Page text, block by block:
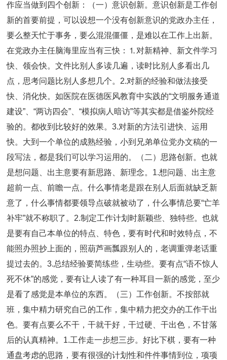
作应当做到四个创新：（一）意识创新。意识创新是工作创
新的首要前提，可以设想一个没有创新意识的党政办主任，
要么整天忙于事务，要么混混僵僵，是难以在工作上出新。
在党政办主任脑海里应当有三快：⒈对新精神、新文件学习
快、领会快。文件比别人多读几遍，读时比别人多看出几
点，思考问题比别人多想几个。2.对新的经验和做法接受
快、消化快。如医院在医德医风教育中实践的“文明服务通道
建设”、“两访四会”、“模拟病人暗访”等其实都是借鉴外院经
验的。都收到比较好的效果。3.对新的方法引进快、运用
快。大到一个单位的成熟经验，小到兄弟单位党办文稿的一
段写法，都是我们可以学习运用的。（二）思路创新。也就
是想问题、出主意要有新思路、新理念。1.想问题、出主意
超前一点、前瞻一点。什么事情老是跟在别人后面就缺乏新
意了，什么事情都要领导点破就被动了，什么事情总要“亡羊
补牢”就不称职了。2.制定工作计划时新颖些、独特些。也就
是要有自己本单位的特点、特色，要有时代和时效特点，不
能照办照抄上面的，照葫芦画瓢跟别人的，老调重弹老话重
提过去的。3.总结经验要简练些，生动些。要有点“语不惊人
死不休”的感觉，要有让人读了有一种耳目一新的感觉，至少
是看了感觉是本单位的东西。（三）工作创新。不按部就
班，集中精力研究自己的工作，集中精力把交办的工作干出
色。要有点要么不干，干就干好，干过硬、干出色，不甘落
后的认真精神。1.工作走一步想三步。好比下棋，要有一种
通盘考虑的思路，要有很强的计划性和件件事情到位，项项